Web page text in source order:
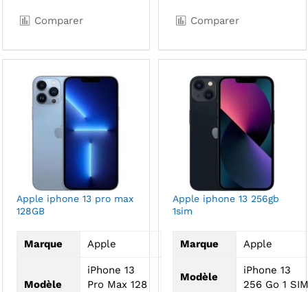
Comparer Comparer
Apple iphone 13 pro max
128GB
Marque Apple
Modèle
iPhone 13
Pro Max 128
Apple iphone 13 256gb
1sim
Marque Apple
Modèle
iPhone 13
256 Go 1 SIM